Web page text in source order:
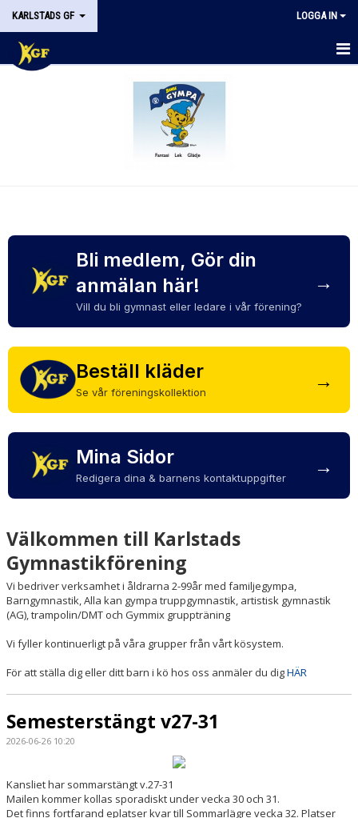
KARLSTADS GF LOGGA IN
FÖRENINGSKOLLEKTION
HYRA KGF-LOKALEN
SPONSORER
FRITIDSKORTET
Bli medlem, Gör din
anmälan här!
Vill du bli gymnast eller ledare i vår förening?
→
Beställ kläder
Se vår föreningskollektion →
Mina Sidor
Redigera dina & barnens kontaktuppgifter →
Välkommen till Karlstads
Gymnastikförening
Vi bedriver verksamhet i åldrarna 2-99år med familjegympa,
Barngymnastik, Alla kan gympa truppgymnastik, artistisk gymnastik
(AG), trampolin/DMT och Gymmix gruppträning
Vi fyller kontinuerligt på våra grupper från vårt kösystem.
För att ställa dig eller ditt barn i kö hos oss anmäler du digHÄR
Semesterstängt v27-31
2026-06-26 10:20
Kansliet har sommarstängt v.27-31
Mailen kommer kollas sporadiskt under vecka 30 och 31.
Det finns fortfarand eplatser kvar till Sommarlägre vecka 32. Platser